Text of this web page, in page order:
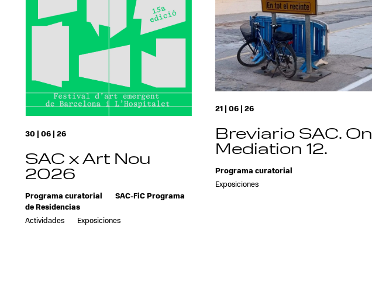
30 | 06 | 26
SAC x Art Nou
2026
Programa curatorial
SAC-FiC Programa
de Residencias
Actividades
Exposiciones
21 | 06 | 26
Breviario SAC. On
Mediation 12.
Programa curatorial
Exposiciones